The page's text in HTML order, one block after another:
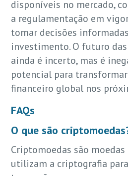
disponíveis no mercado,
a regulamentação em
tomar decisões
investimento. O futuro
ainda é incerto, mas é
potencial para
financeiro global nos
FAQs
O que são
Criptomoedas são
utilizam a criptografia